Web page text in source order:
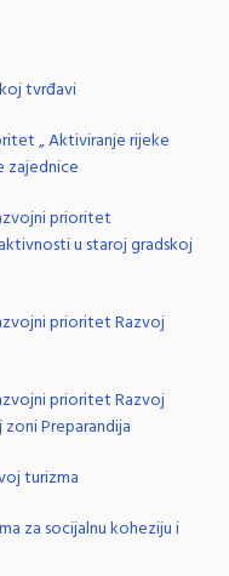
tvrđavi
„ Aktiviranje rijeke
zajednice
prioritet
u staroj gradskoj
prioritet Razvoj
prioritet Razvoj
Preparandija
turizma
za socijalnu koheziju i